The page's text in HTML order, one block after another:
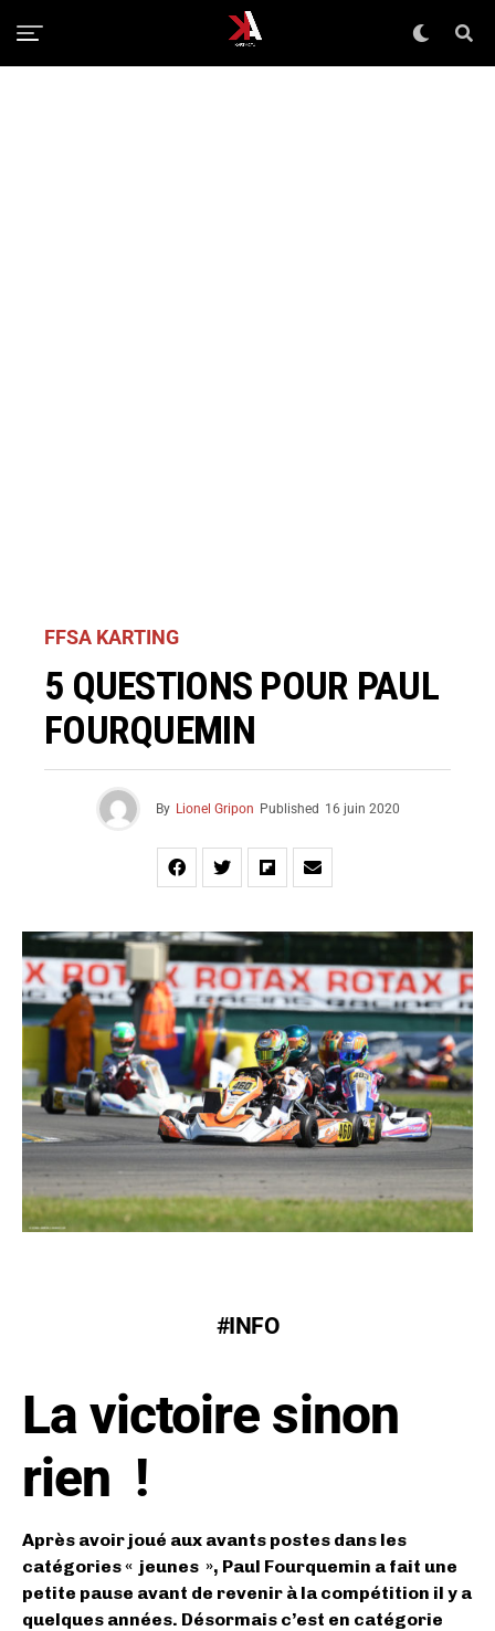
FFSA KARTING
5 QUESTIONS POUR PAUL
FOURQUEMIN
By Lionel Gripon Published 16 juin 2020
#INFO
La victoire sinon
rien !
Après avoir joué aux avants postes dans les
catégories « jeunes », Paul Fourquemin a fait une
petite pause avant de revenir à la compétition il y a
quelques années. Désormais c’est en catégorie